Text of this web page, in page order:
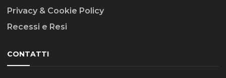
Privacy & Cookie Policy
Recessi e Resi
CONTATTI